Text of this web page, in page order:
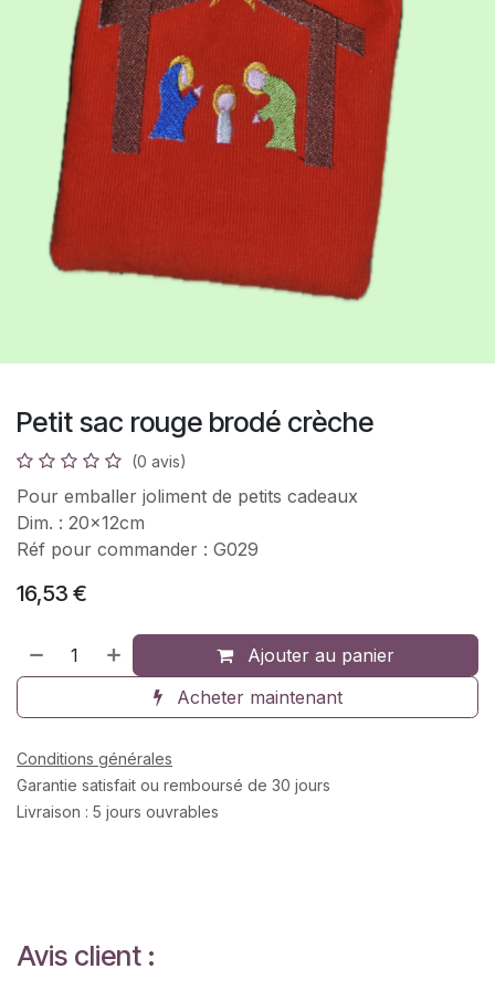
Petit sac rouge brodé crèche
(0 avis)
Pour emballer joliment de petits cadeaux
Dim. : 20x12cm
Réf pour commander : G029
16,53 €
Ajouter au panier
Acheter maintenant
Conditions générales
Garantie satisfait ou remboursé de 30 jours
Livraison : 5 jours ouvrables
Avis client :